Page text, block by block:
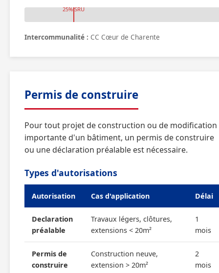
25% SRU
Intercommunalité : CC Cœur de Charente
Permis de construire
Pour tout projet de construction ou de modification
importante d'un bâtiment, un permis de construire
ou une déclaration préalable est nécessaire.
Types d'autorisations
Autorisation Cas d'application Délai
Declaration
préalable
Travaux légers, clôtures,
extensions < 20m²
1
mois
Permis de
construire
Construction neuve,
extension > 20m²
2
mois